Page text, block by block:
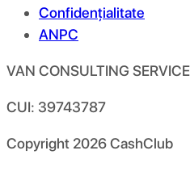
Confidențialitate
ANPC
VAN CONSULTING
CUI: 39743787
Copyright 2026CashClub